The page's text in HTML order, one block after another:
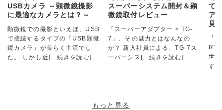
USBカメラ ～顕微鏡撮影
に最適なカメラとは？～
顕微鏡での撮影といえば、USB
で接続するタイプの「USB顕微
鏡カメラ」が長らく主流でし
た。 しかし近 […続きを読む]
スーパーシステム開封＆顕
微鏡取付レビュー
「スーパーアダプター × TG-
7」、その魅力とはなんなの
か？ 新入社員による、TG-7ス
ーパーシス […続きを読む]
て
ア
見
「
世
す
もっと見る